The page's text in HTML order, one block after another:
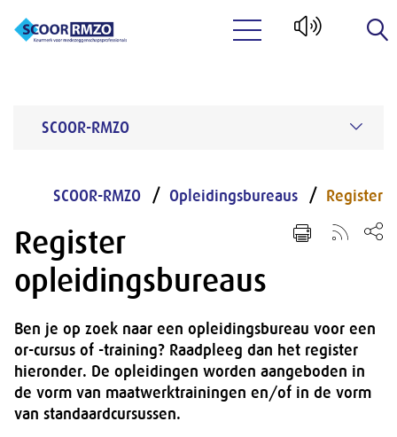
SCOOR-RMZO
SCOOR-RMZO Opleidingsbureaus Register
Register
opleidingsbureaus
Ben je op zoek naar een opleidingsbureau voor een
or-cursus of -training? Raadpleeg dan het register
hieronder. De opleidingen worden aangeboden in
de vorm van maatwerktrainingen en/of in de vorm
van standaardcursussen.